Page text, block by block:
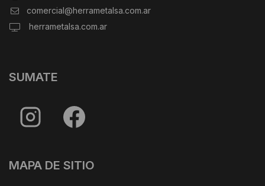
comercial@herrametalsa.com.ar
herrametalsa.com.ar
SUMATE
MAPA DE SITIO